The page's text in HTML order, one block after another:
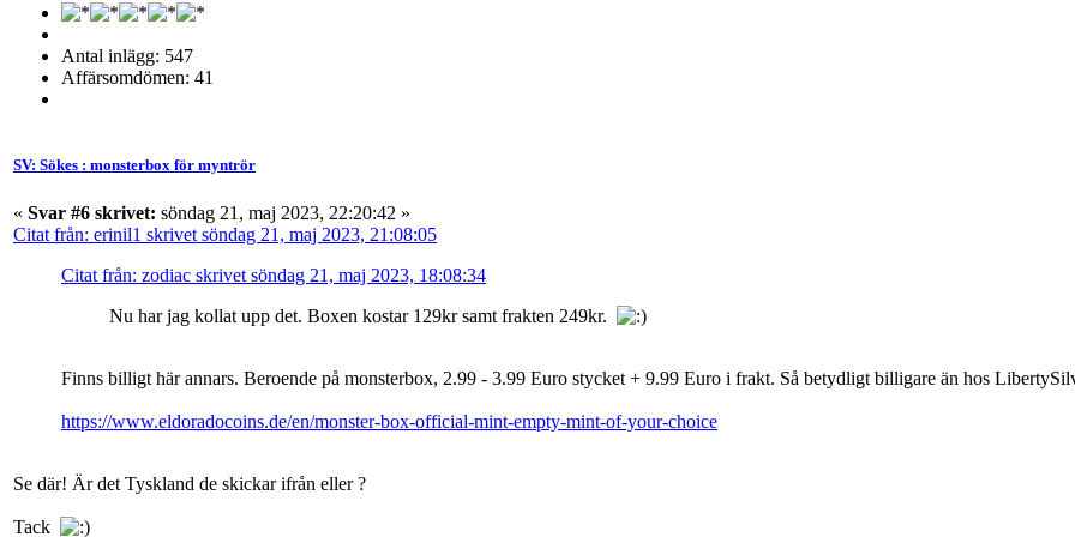
Antal inlägg: 547
Affärsomdömen: 41
SV: Sökes : monsterbox för myntrör
« Svar #6 skrivet: söndag 21, maj 2023, 22:20:42 »
Citat från: erinil1 skrivet söndag 21, maj 2023, 21:08:05
Citat från: zodiac skrivet söndag 21, maj 2023, 18:08:34
Nu har jag kollat upp det. Boxen kostar 129kr samt frakten 249kr.
Finns billigt här annars. Beroende på monsterbox, 2.99 - 3.99 Euro stycket + 9.99 Euro i frakt. Så betydligt billigare än hos
https://www.eldoradocoins.de/en/monster-box-official-mint-empty-mint-of-your-choice
Se där! Är det Tyskland de skickar ifrån eller ?
Tack